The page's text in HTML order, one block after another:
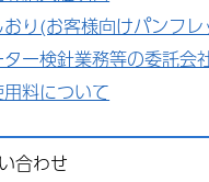
り(お客様向けパンフレ
ー検針業務等の委託会
料について
合わせ